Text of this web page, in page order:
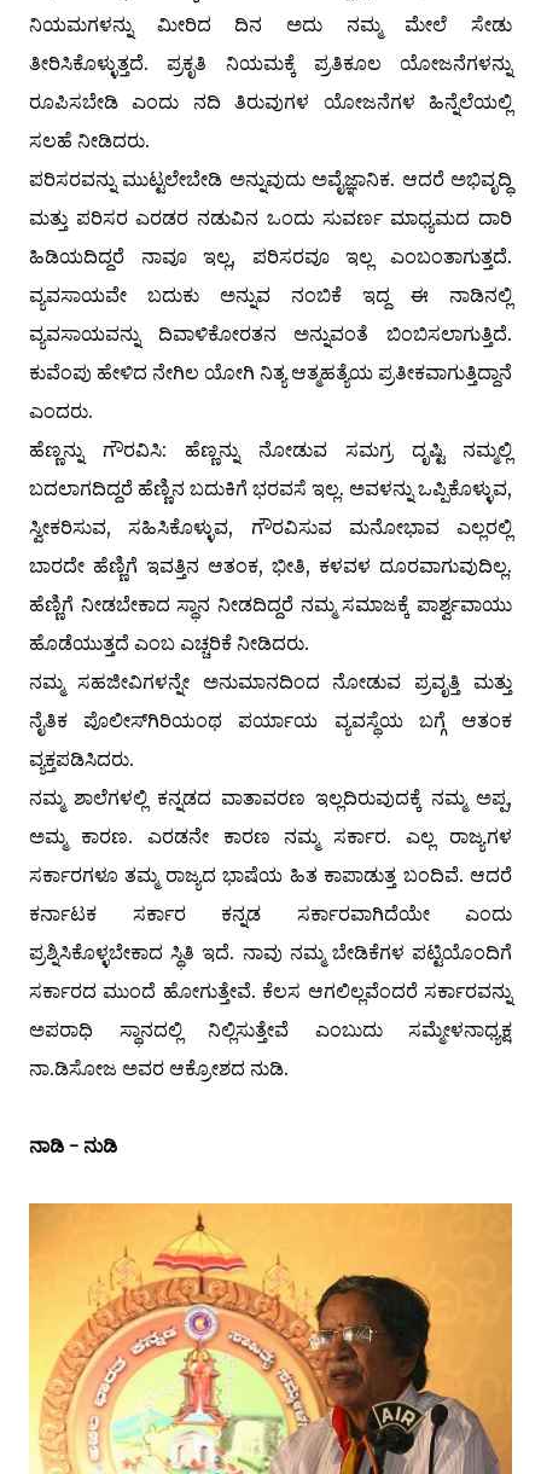
ನಿಯಮಗಳನ್ನು ಮೀರಿದ ದಿನ ಅದು ನಮ್ಮ ಮೇಲೆ ಸೇಡು
ತೀರಿಸಿಕೊಳ್ಳುತ್ತದೆ. ಪ್ರಕೃತಿ ನಿಯಮಕ್ಕೆ ಪ್ರತಿಕೂಲ ಯೋಜನೆಗಳನ್ನು
ರೂಪಿಸಬೇಡಿ ಎಂದು ನದಿ ತಿರುವುಗಳ ಯೋಜನೆಗಳ ಹಿನ್ನೆಲೆಯಲ್ಲಿ
ಸಲಹೆ ನೀಡಿದರು.
ಪರಿಸರವನ್ನು ಮುಟ್ಟಲೇಬೇಡಿ ಅನ್ನುವುದು ಅವೈಜ್ಞಾನಿಕ. ಆದರೆ ಅಭಿವೃದ್ಧಿ
ಮತ್ತು ಪರಿಸರ ಎರಡರ ನಡುವಿನ ಒಂದು ಸುವರ್ಣ ಮಾಧ್ಯಮದ ದಾರಿ
ಹಿಡಿಯದಿದ್ದರೆ ನಾವೂ ಇಲ್ಲ, ಪರಿಸರವೂ ಇಲ್ಲ ಎಂಬಂತಾಗುತ್ತದೆ.
ವ್ಯವಸಾಯವೇ ಬದುಕು ಅನ್ನುವ ನಂಬಿಕೆ ಇದ್ದ ಈ ನಾಡಿನಲ್ಲಿ
ವ್ಯವಸಾಯವನ್ನು ದಿವಾಳಿಕೋರತನ ಅನ್ನುವಂತೆ ಬಿಂಬಿಸಲಾಗುತ್ತಿದೆ.
ಕುವೆಂಪು ಹೇಳಿದ ನೇಗಿಲ ಯೋಗಿ ನಿತ್ಯ ಆತ್ಮಹತ್ಯೆಯ ಪ್ರತೀಕವಾಗುತ್ತಿದ್ದಾನೆ
ಎಂದರು.
ಹೆಣ್ಣನ್ನು ಗೌರವಿಸಿ: ಹೆಣ್ಣನ್ನು ನೋಡುವ ಸಮಗ್ರ ದೃಷ್ಟಿ ನಮ್ಮಲ್ಲಿ
ಬದಲಾಗದಿದ್ದರೆ ಹೆಣ್ಣಿನ ಬದುಕಿಗೆ ಭರವಸೆ ಇಲ್ಲ. ಅವಳನ್ನು ಒಪ್ಪಿಕೊಳ್ಳುವ,
ಸ್ವೀಕರಿಸುವ, ಸಹಿಸಿಕೊಳ್ಳುವ, ಗೌರವಿಸುವ ಮನೋಭಾವ ಎಲ್ಲರಲ್ಲಿ
ಬಾರದೇ ಹೆಣ್ಣಿಗೆ ಇವತ್ತಿನ ಆತಂಕ, ಭೀತಿ, ಕಳವಳ ದೂರವಾಗುವುದಿಲ್ಲ.
ಹೆಣ್ಣಿಗೆ ನೀಡಬೇಕಾದ ಸ್ಥಾನ ನೀಡದಿದ್ದರೆ ನಮ್ಮ ಸಮಾಜಕ್ಕೆ ಪಾರ್ಶ್ವವಾಯು
ಹೊಡೆಯುತ್ತದೆ ಎಂಬ ಎಚ್ಚರಿಕೆ ನೀಡಿದರು.
ನಮ್ಮ ಸಹಜೀವಿಗಳನ್ನೇ ಅನುಮಾನದಿಂದ ನೋಡುವ ಪ್ರವೃತ್ತಿ ಮತ್ತು
ನೈತಿಕ ಪೊಲೀಸ್‌ಗಿರಿಯಂಥ ಪರ್ಯಾಯ ವ್ಯವಸ್ಥೆಯ ಬಗ್ಗೆ ಆತಂಕ
ವ್ಯಕ್ತಪಡಿಸಿದರು.
ನಮ್ಮ ಶಾಲೆಗಳಲ್ಲಿ ಕನ್ನಡದ ವಾತಾವರಣ ಇಲ್ಲದಿರುವುದಕ್ಕೆ ನಮ್ಮ ಅಪ್ಪ,
ಅಮ್ಮ ಕಾರಣ. ಎರಡನೇ ಕಾರಣ ನಮ್ಮ ಸರ್ಕಾರ. ಎಲ್ಲ ರಾಜ್ಯಗಳ
ಸರ್ಕಾರಗಳೂ ತಮ್ಮ ರಾಜ್ಯದ ಭಾಷೆಯ ಹಿತ ಕಾಪಾಡುತ್ತ ಬಂದಿವೆ. ಆದರೆ
ಕರ್ನಾಟಕ ಸರ್ಕಾರ ಕನ್ನಡ ಸರ್ಕಾರವಾಗಿದೆಯೇ ಎಂದು
ಪ್ರಶ್ನಿಸಿಕೊಳ್ಳಬೇಕಾದ ಸ್ಥಿತಿ ಇದೆ. ನಾವು ನಮ್ಮ ಬೇಡಿಕೆಗಳ ಪಟ್ಟಿಯೊಂದಿಗೆ
ಸರ್ಕಾರದ ಮುಂದೆ ಹೋಗುತ್ತೇವೆ. ಕೆಲಸ ಆಗಲಿಲ್ಲವೆಂದರೆ ಸರ್ಕಾರವನ್ನು
ಅಪರಾಧಿ ಸ್ಥಾನದಲ್ಲಿ ನಿಲ್ಲಿಸುತ್ತೇವೆ ಎಂಬುದು ಸಮ್ಮೇಳನಾಧ್ಯಕ್ಷ
ನಾ.ಡಿಸೋಜ ಅವರ ಆಕ್ರೋಶದ ನುಡಿ.
ನಾಡಿ - ನುಡಿ